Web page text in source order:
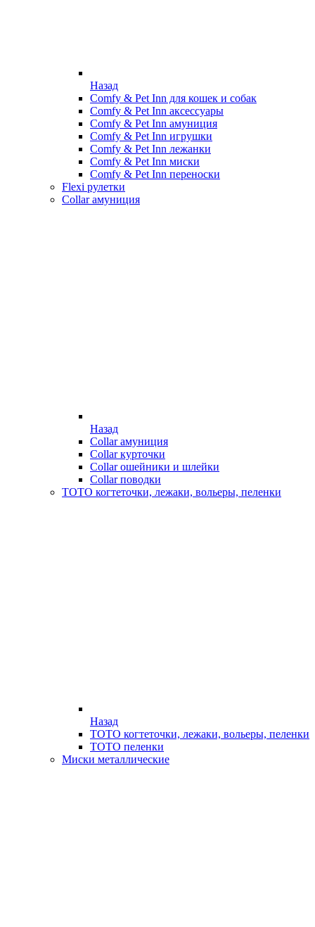
Назад
Comfy & Pet Inn для кошек и собак
Comfy & Pet Inn аксессуары
Comfy & Pet Inn амуниция
Comfy & Pet Inn игрушки
Comfy & Pet Inn лежанки
Comfy & Pet Inn миски
Comfy & Pet Inn переноски
Flexi рулетки
Collar амуниция
Назад
Collar амуниция
Collar курточки
Collar ошейники и шлейки
Collar поводки
ТОТО когтеточки, лежаки, вольеры, пеленки
Назад
ТОТО когтеточки, лежаки, вольеры, пеленки
ТОТО пеленки
Миски металлические